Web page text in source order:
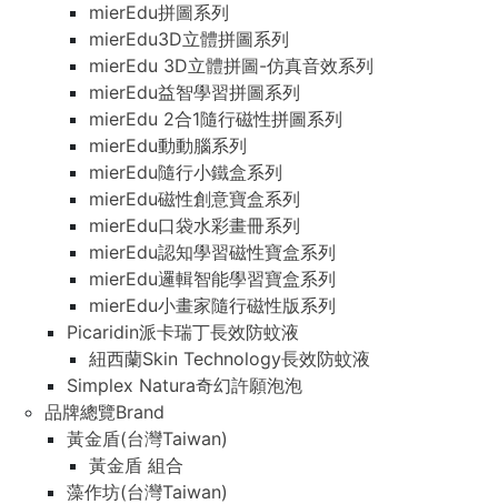
mierEdu拼圖系列
mierEdu3D立體拼圖系列
mierEdu 3D立體拼圖-仿真音效系列
mierEdu益智學習拼圖系列
mierEdu 2合1隨行磁性拼圖系列
mierEdu動動腦系列
mierEdu隨行小鐵盒系列
mierEdu磁性創意寶盒系列
mierEdu口袋水彩畫冊系列
mierEdu認知學習磁性寶盒系列
mierEdu邏輯智能學習寶盒系列
mierEdu小畫家隨行磁性版系列
Picaridin派卡瑞丁長效防蚊液
紐西蘭Skin Technology長效防蚊液
Simplex Natura奇幻許願泡泡
品牌總覽Brand
黃金盾(台灣Taiwan)
黃金盾 組合
藻作坊(台灣Taiwan)